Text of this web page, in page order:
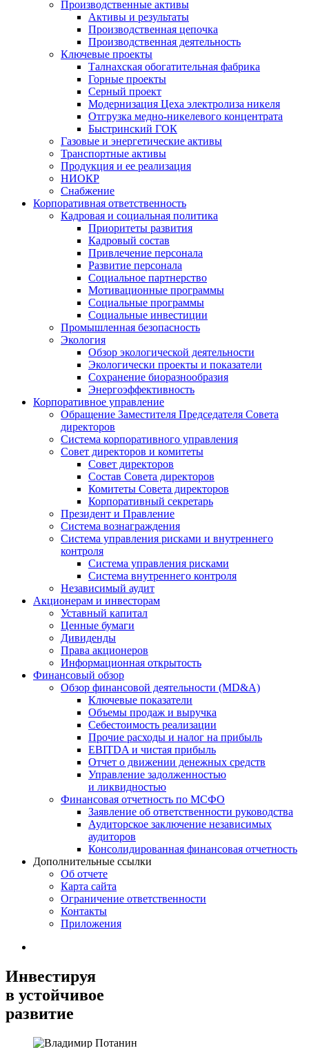
Производственные активы
Активы и результаты
Производственная цепочка
Производственная деятельность
Ключевые проекты
Талнахская обогатительная фабрика
Горные проекты
Серный проект
Модернизация Цеха электролиза никеля
Отгрузка медно-никелевого концентрата
Быстринский ГОК
Газовые и энергетические активы
Транспортные активы
Продукция и ее реализация
НИОКР
Снабжение
Корпоративная ответственность
Кадровая и социальная политика
Приоритеты развития
Кадровый состав
Привлечение персонала
Развитие персонала
Социальное партнерство
Мотивационные программы
Социальные программы
Социальные инвестиции
Промышленная безопасность
Экология
Обзор экологической деятельности
Экологически проекты и показатели
Сохранение биоразнообразия
Энергоэффективность
Корпоративное управление
Обращение Заместителя Председателя Совета
директоров
Система корпоративного управления
Совет директоров и комитеты
Совет директоров
Состав Совета директоров
Комитеты Совета директоров
Корпоративный секретарь
Президент и Правление
Система вознаграждения
Система управления рисками и внутреннего
контроля
Система управления рисками
Система внутреннего контроля
Независимый аудит
Акционерам и инвесторам
Уставный капитал
Ценные бумаги
Дивиденды
Права акционеров
Информационная открытость
Финансовый обзор
Обзор финансовой деятельности (MD&A)
Ключевые показатели
Объемы продаж и выручка
Себестоимость реализации
Прочие расходы и налог на прибыль
EBITDA и чистая прибыль
Отчет о движении денежных средств
Управление задолженностью
и ликвидностью
Финансовая отчетность по МСФО
Заявление об ответственности руководства
Аудиторское заключение независимых
аудиторов
Консолидированная финансовая отчетность
Дополнительные ссылки
Об отчете
Карта сайта
Ограничение ответственности
Контакты
Приложения
Инвестируя
в устойчивое
развитие